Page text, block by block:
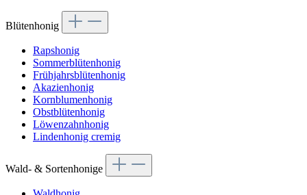
Blütenhonig
Rapshonig
Sommerblütenhonig
Frühjahrsblütenhonig
Akazienhonig
Kornblumenhonig
Obstblütenhonig
Löwenzahnhonig
Lindenhonig cremig
Wald- & Sortenhonige